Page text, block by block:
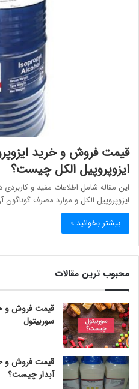
قیمت فروش و خرید
ایزوپروپیل الکل چیست؟
این مقاله شامل اطلاعات مفید و کاربردی
ایزوپروپیل الکل و موارد مصرف
بیشتر بخوانید »
محبوب ترین مقالات
سوربیتول
قیمت فروش و
آبدار چیست؟